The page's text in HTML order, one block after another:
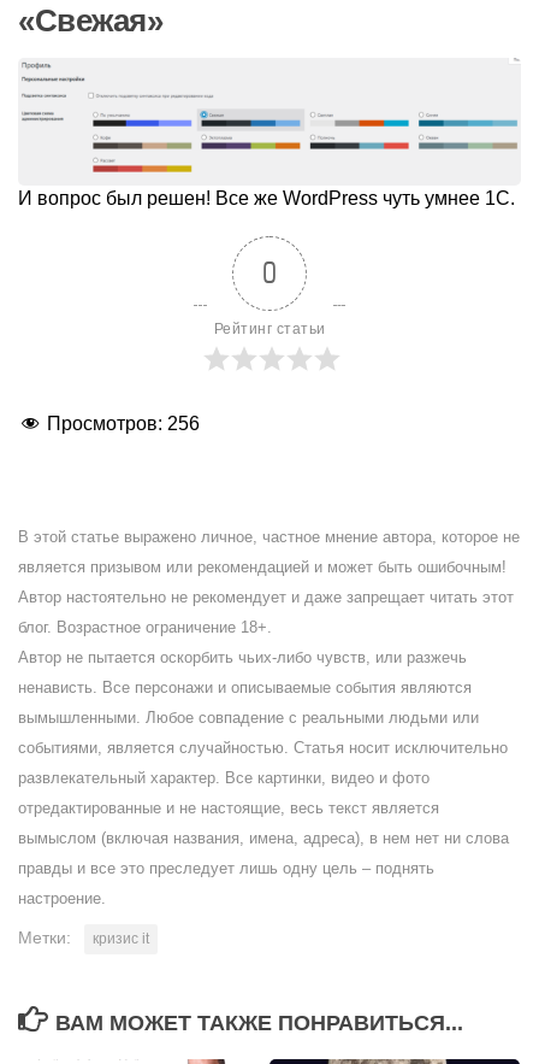
«Свежая»
И вопрос был решен! Все же WordPress чуть умнее 1С.
0
Рейтинг статьи
Просмотров: 256
В этой статье выражено личное, частное мнение автора, которое не
является призывом или рекомендацией и может быть ошибочным!
Автор настоятельно не рекомендует и даже запрещает читать этот
блог. Возрастное ограничение 18+.
Автор не пытается оскорбить чьих-либо чувств, или разжечь
ненависть. Все персонажи и описываемые события являются
вымышленными. Любое совпадение с реальными людьми или
событиями, является случайностью. Статья носит исключительно
развлекательный характер. Все картинки, видео и фото
отредактированные и не настоящие, весь текст является
вымыслом (включая названия, имена, адреса), в нем нет ни слова
правды и все это преследует лишь одну цель – поднять
настроение.
Метки: кризис it
ВАМ МОЖЕТ ТАКЖЕ ПОНРАВИТЬСЯ...